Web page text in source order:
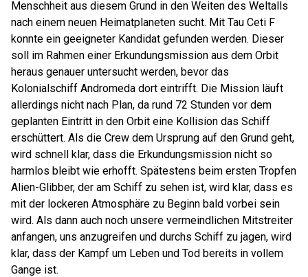
Menschheit aus diesem Grund in den Weiten des Weltalls
nach einem neuen Heimatplaneten sucht. Mit Tau Ceti F
konnte ein geeigneter Kandidat gefunden werden. Dieser
soll im Rahmen einer Erkundungsmission aus dem Orbit
heraus genauer untersucht werden, bevor das
Kolonialschiff Andromeda dort eintrifft. Die Mission läuft
allerdings nicht nach Plan, da rund 72 Stunden vor dem
geplanten Eintritt in den Orbit eine Kollision das Schiff
erschüttert. Als die Crew dem Ursprung auf den Grund geht,
wird schnell klar, dass die Erkundungsmission nicht so
harmlos bleibt wie erhofft. Spätestens beim ersten Tropfen
Alien-Glibber, der am Schiff zu sehen ist, wird klar, dass es
mit der lockeren Atmosphäre zu Beginn bald vorbei sein
wird. Als dann auch noch unsere vermeindlichen Mitstreiter
anfangen, uns anzugreifen und durchs Schiff zu jagen, wird
klar, dass der Kampf um Leben und Tod bereits in vollem
Gange ist.